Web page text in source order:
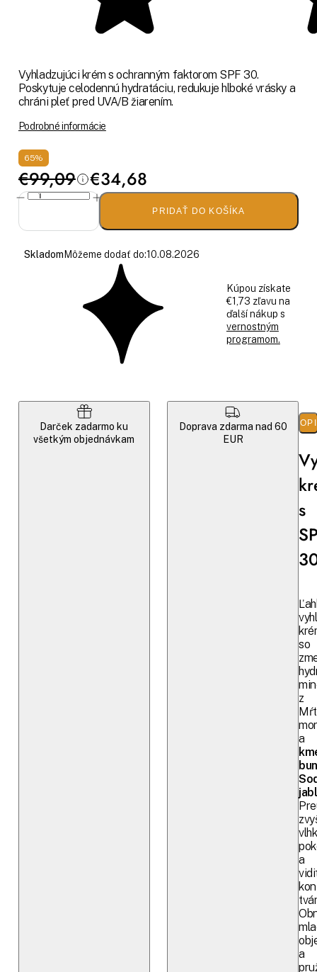
Vyhladzujúci krém s ochranným faktorom SPF 30.
Poskytuje celodennú hydratáciu, redukuje hlboké vrásky a
chráni pleť pred UVA/B žiarením.
Podrobné informácie
65%
€99,09 €34,68
PRIDAŤ DO KOŠÍKA
Skladom Môžeme dodať do:10.08.2026
Kúpou získate
€1,73 zľavu na
ďalší nákup s
vernostným
programom.
Darček zadarmo ku
všetkým objednávkam
Doprava zdarma nad 60
EUR
s
so
z
a
a
a